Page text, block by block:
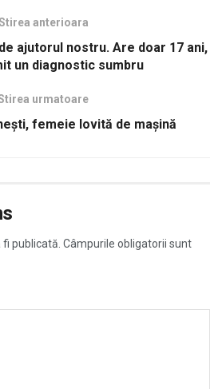
anterioara
ajutorul nostru. Are doar 17 ani,
un diagnostic sumbru
urmatoare
femeie lovită de mașină
publicată. Câmpurile obligatorii sunt